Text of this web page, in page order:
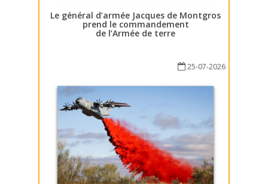
Le général d’armée Jacques de Montgros
prend le commandement
de l’Armée de terre
25-07-2026